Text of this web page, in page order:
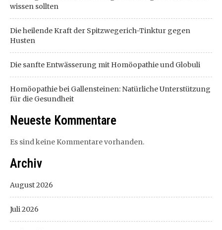
wissen sollten
Die heilende Kraft der Spitzwegerich-Tinktur gegen
Husten
Die sanfte Entwässerung mit Homöopathie und Globuli
Homöopathie bei Gallensteinen: Natürliche Unterstützung
für die Gesundheit
Neueste Kommentare
Es sind keine Kommentare vorhanden.
Archiv
August 2026
Juli 2026